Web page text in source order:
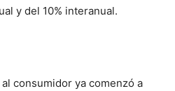
y del 10% interanual.
consumidor ya comenzó a